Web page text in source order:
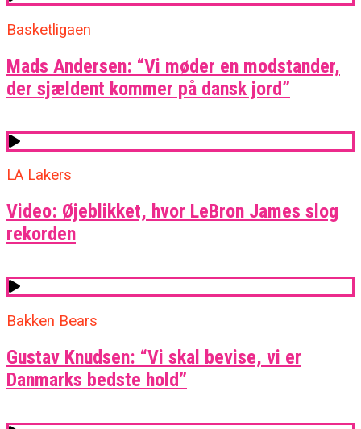
Basketligaen
Mads Andersen: “Vi møder en modstander,
der sjældent kommer på dansk jord”
LA Lakers
Video: Øjeblikket, hvor LeBron James slog
rekorden
Bakken Bears
Gustav Knudsen: “Vi skal bevise, vi er
Danmarks bedste hold”